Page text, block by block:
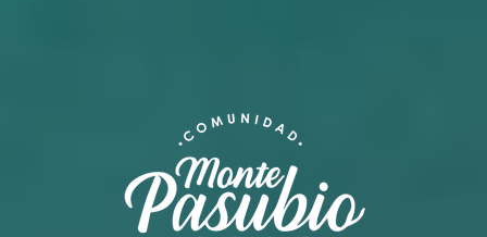
TURISMO SUSTENTABLE